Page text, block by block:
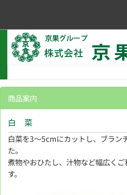
商品案内
白 菜
白菜を3～5cmにカットし、ブラン
た。
煮物やおひたし、汁物など幅広く
す。